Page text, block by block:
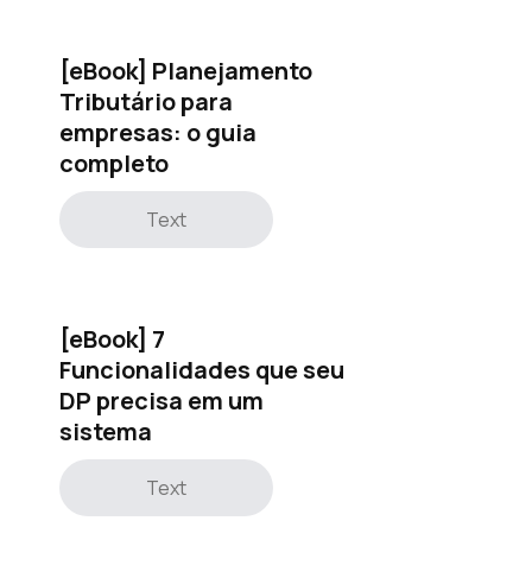
[eBook] Planejamento
Tributário para
empresas: o guia
completo
Text
[eBook] 7
Funcionalidades que seu
DP precisa em um
sistema
Text